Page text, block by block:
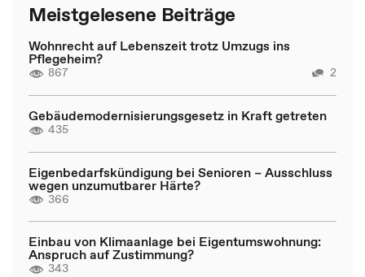
Meistgelesene Beiträge
Wohnrecht auf Lebenszeit trotz Umzugs ins
Pflegeheim?
867 2
Gebäudemodernisierungsgesetz in Kraft getreten
435
Eigenbedarfskündigung bei Senioren – Ausschluss
wegen unzumutbarer Härte?
366
Einbau von Klimaanlage bei Eigentumswohnung:
Anspruch auf Zustimmung?
343